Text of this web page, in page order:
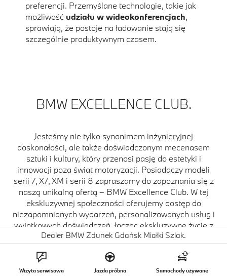
preferencji. Przemyślane technologie, takie jak
możliwość udziału w wideokonferencjach,
sprawiają, że postoje na ładowanie stają się
szczególnie produktywnym czasem.
BMW EXCELLENCE CLUB.
Jesteśmy nie tylko synonimem inżynieryjnej
doskonałości, ale także doświadczonym mecenasem
sztuki i kultury, który przenosi pasję do estetyki i
innowacji poza świat motoryzacji. Posiadaczy modeli
serii 7, X7, XM i serii 8 zapraszamy do zapoznania się z
naszą unikalną ofertą – BMW Excellence Club. W tej
ekskluzywnej społeczności oferujemy dostęp do
niezapomnianych wydarzeń, personalizowanych usług i
wyjątkowych doświadczeń, łącząc ekskluzywne życie z
artystyczną inspiracją i wyrafinowaniem. Członkostwo w
prestiżu, gdzie kultura, sztuka i motoryzacja spotykają
się, tworząc niezapomniane wrażenia i podkreślając
Dealer BMW Zdunek Gdańsk Miałki Szlak.
Wizyta serwisowa Jazda próbna Samochody używane